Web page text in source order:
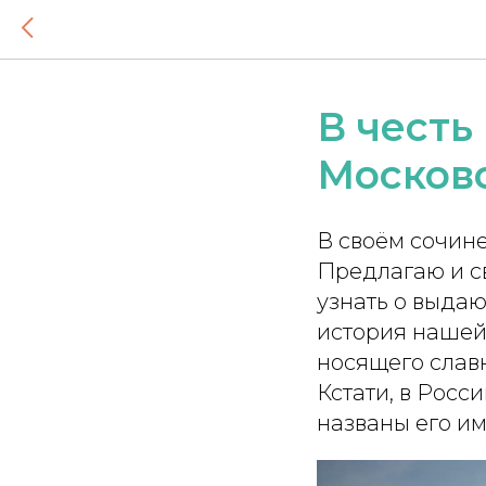
В
В своём
Предлагаю и
узнать о
история
носящего
Кстати, в
названы его